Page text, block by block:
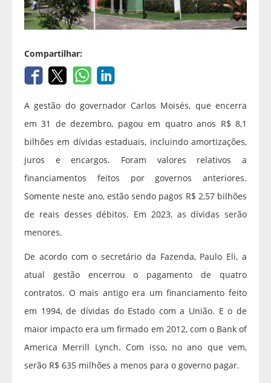
Compartilhar:
A gestão do governador Carlos Moisés, que encerra
em 31 de dezembro, pagou em quatro anos R$ 8,1
bilhões em dívidas estaduais, incluindo amortizações,
juros e encargos. Foram valores relativos a
financiamentos feitos por governos anteriores.
Somente neste ano, estão sendo pagos R$ 2,57 bilhões
de reais desses débitos. Em 2023, as dívidas serão
menores.
De acordo com o secretário da Fazenda, Paulo Eli, a
atual gestão encerrou o pagamento de quatro
contratos. O mais antigo era um financiamento feito
em 1994, de dívidas do Estado com a União. E o de
maior impacto era um firmado em 2012, com o Bank of
America Merrill Lynch. Com isso, no ano que vem,
serão R$ 635 milhões a menos para o governo pagar.